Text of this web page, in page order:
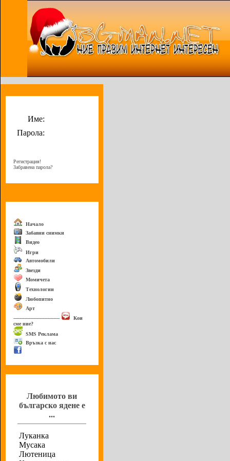
Име:
Парола:
Регистрация!
Забравена парола?
Начало
Забавни снимки
Видео
Игри
Автомобили
Звезди
Момичета
Технологии
Любопитно
Арт
------------------------------
Кои
сме ние?
SMS Реклама
Връзка с нас
Любимото ви
българско ядене е
...
Луканка
Мусака
Лютеница